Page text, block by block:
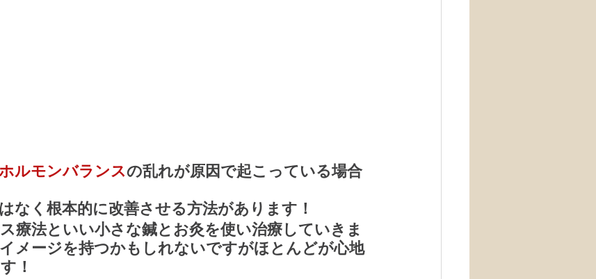
ルモンバランスの乱れが原因で起こっている場合
なく根本的に改善させる方法があります！
療法といい小さな鍼とお灸を使い治療していきま
メージを持つかもしれないですがほとんどが心地
！